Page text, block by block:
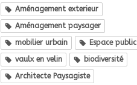
Aménagement exterieur
Aménagement paysager
mobilier urbain
Espace public
vaulx en velin
biodiversité
Architecte Paysagiste